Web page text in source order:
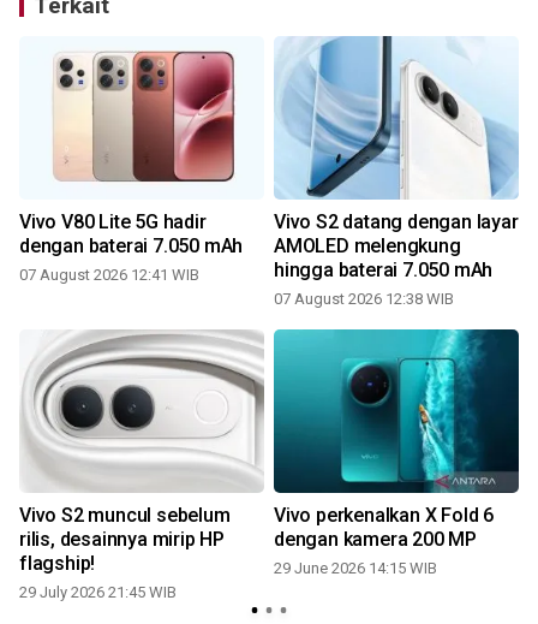
Vivo V80 Lite 5G hadir
dengan baterai 7.050 mAh
07 August 2026 12:41 WIB
Vivo S2 datang dengan layar
AMOLED melengkung
hingga baterai 7.050 mAh
07 August 2026 12:38 WIB
Vivo S2 muncul sebelum
rilis, desainnya mirip HP
flagship!
29 July 2026 21:45 WIB
Vivo perkenalkan X Fold 6
dengan kamera 200 MP
29 June 2026 14:15 WIB